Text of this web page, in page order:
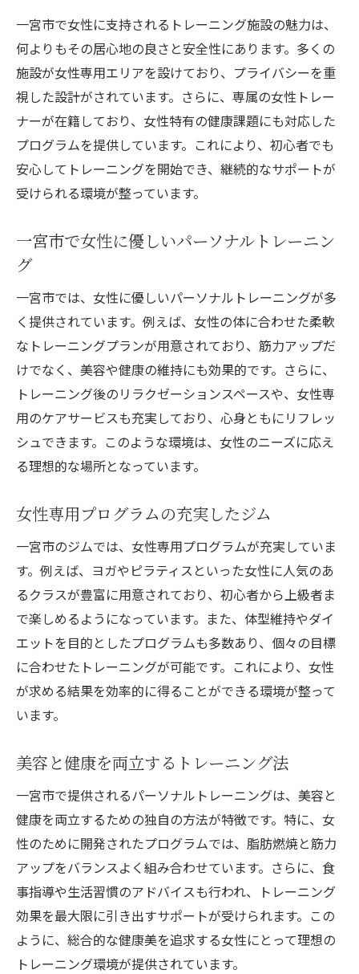
一宮市で女性に支持されるトレーニング施設の魅力は、
何よりもその居心地の良さと安全性にあります。多くの
施設が女性専用エリアを設けており、プライバシーを重
視した設計がされています。さらに、専属の女性トレー
ナーが在籍しており、女性特有の健康課題にも対応した
プログラムを提供しています。これにより、初心者でも
安心してトレーニングを開始でき、継続的なサポートが
受けられる環境が整っています。
一宮市で女性に優しいパーソナルトレーニン
グ
一宮市では、女性に優しいパーソナルトレーニングが多
く提供されています。例えば、女性の体に合わせた柔軟
なトレーニングプランが用意されており、筋力アップだ
けでなく、美容や健康の維持にも効果的です。さらに、
トレーニング後のリラクゼーションスペースや、女性専
用のケアサービスも充実しており、心身ともにリフレッ
シュできます。このような環境は、女性のニーズに応え
る理想的な場所となっています。
女性専用プログラムの充実したジム
一宮市のジムでは、女性専用プログラムが充実していま
す。例えば、ヨガやピラティスといった女性に人気のあ
るクラスが豊富に用意されており、初心者から上級者ま
で楽しめるようになっています。また、体型維持やダイ
エットを目的としたプログラムも多数あり、個々の目標
に合わせたトレーニングが可能です。これにより、女性
が求める結果を効率的に得ることができる環境が整って
います。
美容と健康を両立するトレーニング法
一宮市で提供されるパーソナルトレーニングは、美容と
健康を両立するための独自の方法が特徴です。特に、女
性のために開発されたプログラムでは、脂肪燃焼と筋力
アップをバランスよく組み合わせています。さらに、食
事指導や生活習慣のアドバイスも行われ、トレーニング
効果を最大限に引き出すサポートが受けられます。この
ように、総合的な健康美を追求する女性にとって理想の
トレーニング環境が提供されています。